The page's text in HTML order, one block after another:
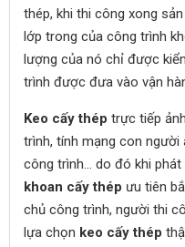
thép, khi thi công xong
lớp trong của công trình
lượng của nó chỉ được
trình được đưa vào vận
Keo cấy thép trực tiếp
trình, tính mạng con người
công trình… do đó khi
khoan cấy thép ưu tiên
chủ công trình, người thi
lựa chọn keo cấy thép